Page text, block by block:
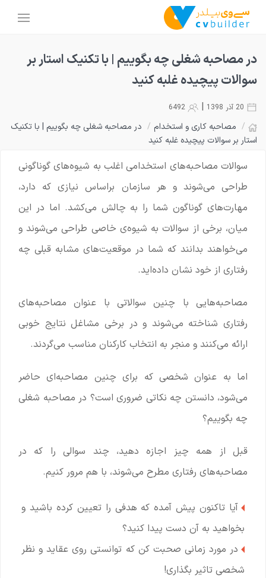
در مصاحبه شغلی چه بگوییم | با تکنیک استار بر
سوالات پیچیده غلبه کنید
|
/ مصاحبه کاری و استخدام / در مصاحبه شغلی چه بگوییم | با تکنیک
استار بر سوالات پیچیده غلبه کنید
سوالات مصاحبه‌های استخدامی اغلب به شیوه‌های گوناگونی
طراحی می‌شوند و هر سازمان براساس نیازی که دارد،
مهارت‌های گوناگون شما را به چالش می‌کشد. اما در این
میان، برخی از سوالات به شیوه‌ی خاصی طراحی می‌شوند و
می‌خواهند بدانند که شما در موقعیت‌های مشابه قبلی چه
رفتاری از خود نشان داده‌اید.
مصاحبه‌هایی با چنین سوالاتی با عنوان مصاحبه‌های
رفتاری شناخته می‌شوند و در برخی مشاغل نتایج خوبی
ارائه می‌کنند و منجر به انتخاب کارکنان مناسب می‌گردند.
اما به عنوان شخصی که برای چنین مصاحبه‌ای حاضر
می‌شود، دانستن چه نکاتی ضروری است؟ در مصاحبه شغلی
چه بگوییم؟
قبل از همه چیز اجازه دهید، چند سوالی را که در
مصاحبه‌های رفتاری مطرح می‌شوند، با هم مرور کنیم.
آیا تاکنون پیش آمده که هدفی را تعیین کرده باشید و
بخواهید به آن دست پیدا کنید؟
در مورد زمانی صحبت کن که توانستی روی عقاید و نظر
شخصی تاثیر بگذاری!